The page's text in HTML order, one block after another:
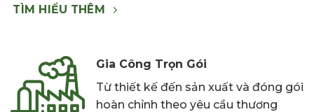
TÌM HIỂU THÊM
Gia Công Trọn Gói
Từ thiết kế đến sản xuất và đóng gói
hoàn chỉnh theo yêu cầu thương